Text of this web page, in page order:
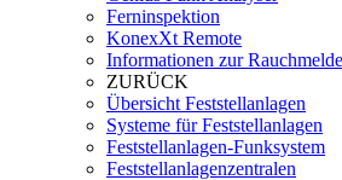
Ferninspektion
KonexXt Remote
Informationen zur
ZURÜCK
Übersicht Feststellanlagen
Systeme für Feststellanlagen
Feststellanlagen-Funksystem
Feststellanlagenzentralen